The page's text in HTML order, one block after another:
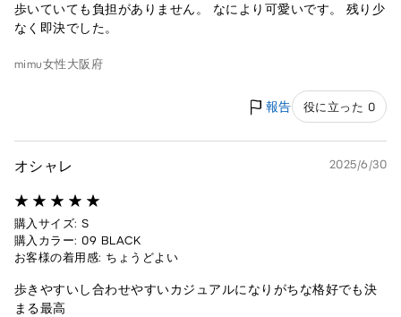
歩いていても負担がありません。 なにより可愛いです。 残り少
なく即決でした。
mimu女性 大阪府
報告 役に立った 0
オシャレ 2025/6/30
購入サイズ: S
購入カラー: 09 BLACK
お客様の着用感: ちょうどよい
歩きやすいし合わせやすいカジュアルになりがちな格好でも決
まる最高